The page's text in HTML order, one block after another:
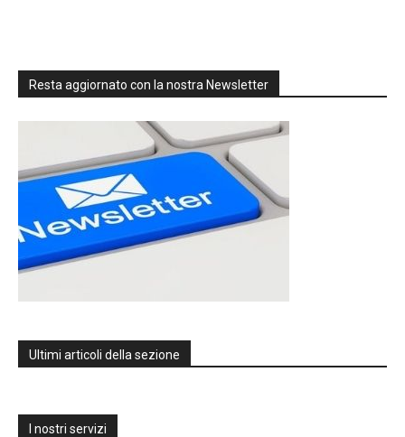
Resta aggiornato con la nostra Newsletter
Ultimi articoli della sezione
I nostri servizi